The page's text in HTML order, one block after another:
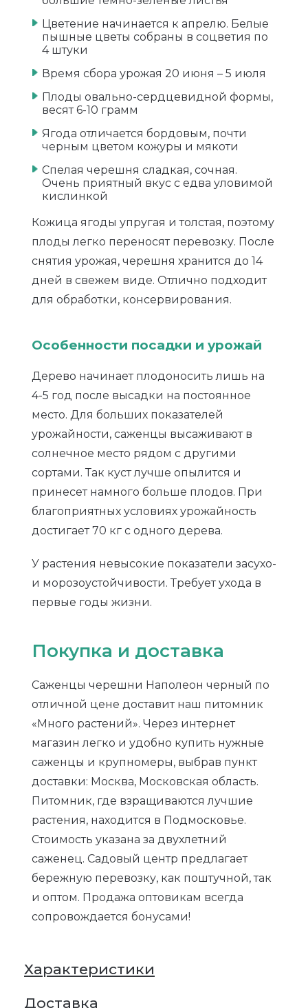
Цветение начинается к апрелю. Белые
пышные цветы собраны в соцветия по
4 штуки
Время сбора урожая 20 июня – 5 июля
Плоды овально-сердцевидной формы,
весят 6-10 грамм
Ягода отличается бордовым, почти
черным цветом кожуры и мякоти
Спелая черешня сладкая, сочная.
Очень приятный вкус с едва уловимой
кислинкой
Кожица ягоды упругая и толстая, поэтому
плоды легко переносят перевозку. После
снятия урожая, черешня хранится до 14
дней в свежем виде. Отлично подходит
для обработки, консервирования.
Особенности посадки и урожай
Дерево начинает плодоносить лишь на
4-5 год после высадки на постоянное
место. Для больших показателей
урожайности, саженцы высаживают в
солнечное место рядом с другими
сортами. Так куст лучше опылится и
принесет намного больше плодов. При
благоприятных условиях урожайность
достигает 70 кг с одного дерева.
У растения невысокие показатели засухо-
и морозоустойчивости. Требует ухода в
первые годы жизни.
Покупка и доставка
Саженцы черешни Наполеон черный по
отличной цене доставит наш питомник
«Много растений». Через интернет
магазин легко и удобно купить нужные
саженцы и крупномеры, выбрав пункт
доставки: Москва, Московская область.
Питомник, где взращиваются лучшие
растения, находится в Подмосковье.
Стоимость указана за двухлетний
саженец. Садовый центр предлагает
бережную перевозку, как поштучной, так
и оптом. Продажа оптовикам всегда
сопровождается бонусами!
Характеристики
Доставка